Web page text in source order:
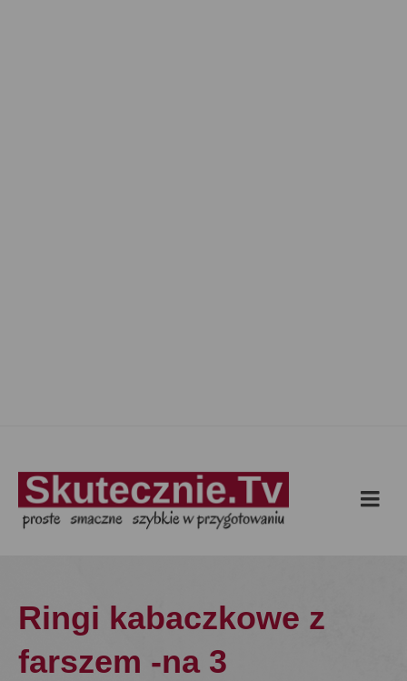
Ringi kabaczkowe z
farszem -na 3